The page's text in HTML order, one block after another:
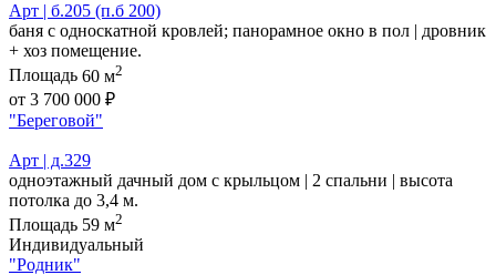
Арт | б.205 (п.б 200)
баня с односкатной кровлей; панорамное окно в пол | дровник
+ хоз помещение.
Площадь 60 м2
от 3 700 000 ₽
"Береговой"
Арт | д.329
одноэтажный дачный дом с крыльцом | 2 спальни | высота
потолка до 3,4 м.
Площадь 59 м2
Индивидуальный
"Родник"